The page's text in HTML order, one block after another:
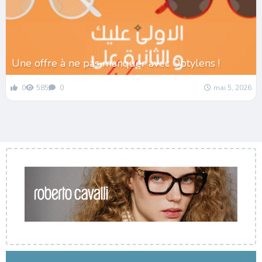
Une offre à ne pas manquer avec Optylens !
0 585 0 mai 5, 2026